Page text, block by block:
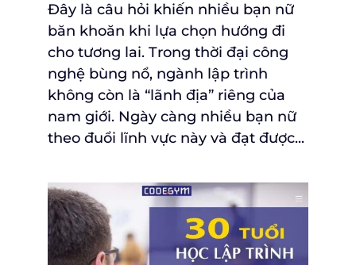
Đây là câu hỏi khiến nhiều bạn nữ
băn khoăn khi lựa chọn hướng đi
cho tương lai. Trong thời đại công
nghệ bùng nổ, ngành lập trình
không còn là “lãnh địa” riêng của
nam giới. Ngày càng nhiều bạn nữ
theo đuổi lĩnh vực này và đạt được...